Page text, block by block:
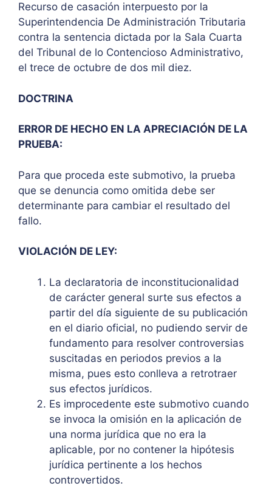
Recurso de casación interpuesto por la
Superintendencia De Administración Tributaria
contra la sentencia dictada por la Sala Cuarta
del Tribunal de lo Contencioso Administrativo,
el trece de octubre de dos mil diez.
DOCTRINA
ERROR DE HECHO EN LA APRECIACIÓN DE LA
PRUEBA:
Para que proceda este submotivo, la prueba
que se denuncia como omitida debe ser
determinante para cambiar el resultado del
fallo.
VIOLACIÓN DE LEY:
La declaratoria de inconstitucionalidad
de carácter general surte sus efectos a
partir del día siguiente de su publicación
en el diario oficial, no pudiendo servir de
fundamento para resolver controversias
suscitadas en periodos previos a la
misma, pues esto conlleva a retrotraer
sus efectos jurídicos.
Es improcedente este submotivo cuando
se invoca la omisión en la aplicación de
una norma jurídica que no era la
aplicable, por no contener la hipótesis
jurídica pertinente a los hechos
controvertidos.